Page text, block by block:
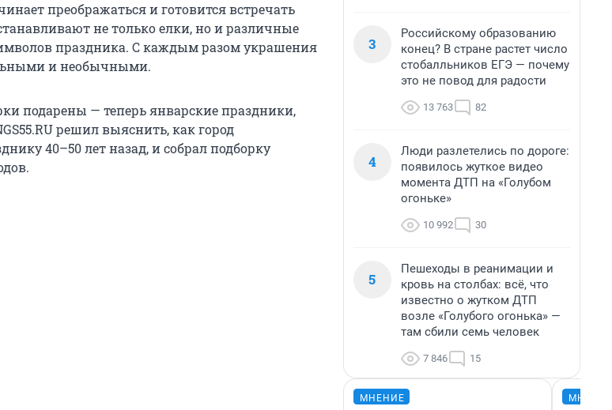
преображаться и готовится встречать
не только елки, но и различные
праздника. С каждым разом украшения
и необычными.
подарены — теперь январские праздники,
решил выяснить, как город
40–50 лет назад, и собрал подборку
3
Российскому образованию
конец? В стране растет число
стобалльников ЕГЭ — почему
это не повод для радости
13 763 82
4
Люди разлетелись по дороге:
появилось жуткое видео
момента ДТП на «Голубом
огоньке»
10 992 30
5
Пешеходы в реанимации и
кровь на столбах: всё, что
известно о жутком ДТП
возле «Голубого огонька» —
там сбили семь человек
7 846 15
МНЕНИЕ